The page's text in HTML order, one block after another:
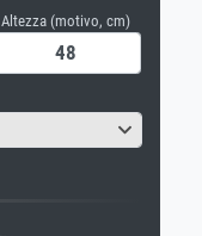
Altezza (motivo, cm)